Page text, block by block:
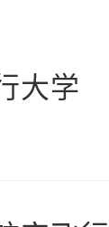
大学